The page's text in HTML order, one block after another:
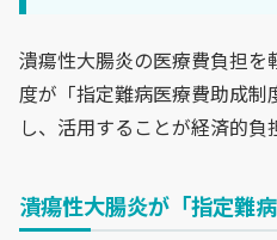
潰瘍性大腸炎の医療費負担を
度が「指定難病医療費助成制
し、活用することが経済的負
潰瘍性大腸炎が「指定難